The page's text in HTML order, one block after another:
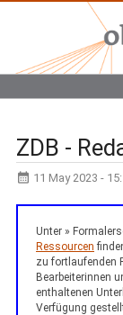
ZDB -
11 May 2023 -
Unter »
Ressourcen
zu fortlaufenden
Bearbeiterinnen
enthaltenen
Verfügung